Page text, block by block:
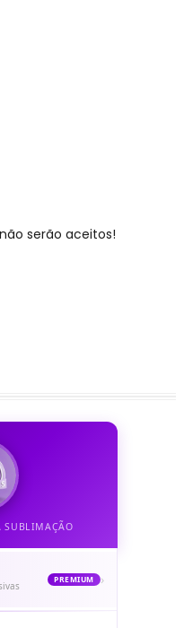
serão aceitos!
SUBLIMAÇÃO
PREMIUM ›